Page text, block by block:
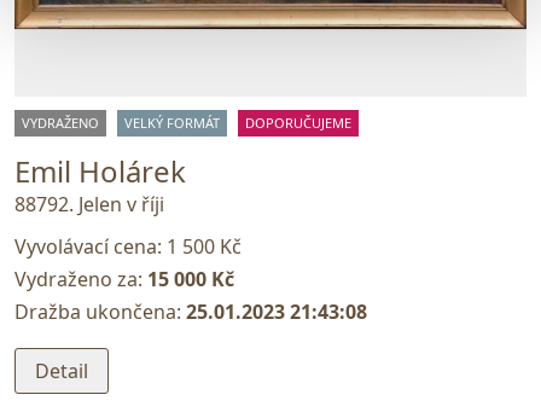
VYDRAŽENO VELKÝ FORMÁT DOPORUČUJEME
Emil Holárek
88792. Jelen v říji
Vyvolávací cena: 1 500 Kč
Vydraženo za: 15 000 Kč
Dražba ukončena: 25.01.2023 21:43:08
Detail